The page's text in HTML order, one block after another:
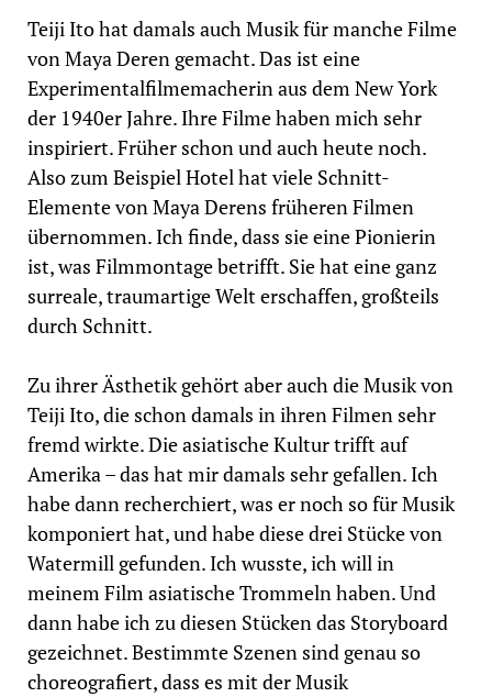
Teiji Ito hat damals auch Musik für manche Filme
von Maya Deren gemacht. Das ist eine
Experimentalfilmemacherin aus dem New York
der 1940er Jahre. Ihre Filme haben mich sehr
inspiriert. Früher schon und auch heute noch.
Also zum Beispiel Hotel hat viele Schnitt-
Elemente von Maya Derens früheren Filmen
übernommen. Ich finde, dass sie eine Pionierin
ist, was Filmmontage betrifft. Sie hat eine ganz
surreale, traumartige Welt erschaffen, großteils
durch Schnitt.
Zu ihrer Ästhetik gehört aber auch die Musik von
Teiji Ito, die schon damals in ihren Filmen sehr
fremd wirkte. Die asiatische Kultur trifft auf
Amerika – das hat mir damals sehr gefallen. Ich
habe dann recherchiert, was er noch so für Musik
komponiert hat, und habe diese drei Stücke von
Watermill gefunden. Ich wusste, ich will in
meinem Film asiatische Trommeln haben. Und
dann habe ich zu diesen Stücken das Storyboard
gezeichnet. Bestimmte Szenen sind genau so
choreografiert, dass es mit der Musik